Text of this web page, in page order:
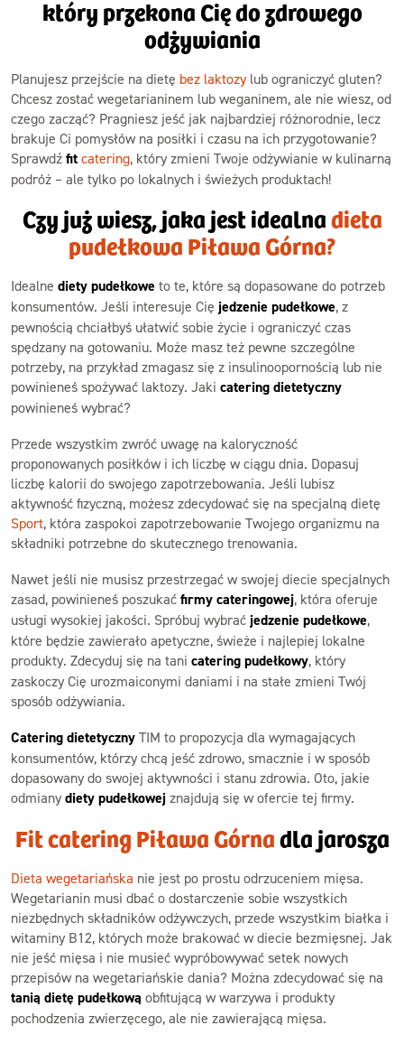
który przekona Cię do zdrowego
odżywiania
Planujesz przejście na dietę bez laktozylub ograniczyć gluten?
Chcesz zostać wegetarianinem lub weganinem, ale nie wiesz, od
czego zacząć? Pragniesz jeść jak najbardziej różnorodnie, lecz
brakuje Ci pomysłów na posiłki i czasu na ich przygotowanie?
Sprawdź fit catering, który zmieni Twoje odżywianie w kulinarną
podróż – ale tylko po lokalnych i świeżych produktach!
Czy już wiesz, jaka jest idealnadieta
pudełkowa Piława Górna?
Idealne diety pudełkowe to te, które są dopasowane do potrzeb
konsumentów. Jeśli interesuje Cię jedzenie pudełkowe, z
pewnością chciałbyś ułatwić sobie życie i ograniczyć czas
spędzany na gotowaniu. Może masz też pewne szczególne
potrzeby, na przykład zmagasz się z insulinoopornością lub nie
powinieneś spożywać laktozy. Jaki catering dietetyczny
powinieneś wybrać?
Przede wszystkim zwróć uwagę na kaloryczność
proponowanych posiłków i ich liczbę w ciągu dnia. Dopasuj
liczbę kalorii do swojego zapotrzebowania. Jeśli lubisz
aktywność fizyczną, możesz zdecydować się na specjalną dietę
Sport, która zaspokoi zapotrzebowanie Twojego organizmu na
składniki potrzebne do skutecznego trenowania.
Nawet jeśli nie musisz przestrzegać w swojej diecie specjalnych
zasad, powinieneś poszukać firmy cateringowej, która oferuje
usługi wysokiej jakości. Spróbuj wybrać jedzenie pudełkowe,
które będzie zawierało apetyczne, świeże i najlepiej lokalne
produkty. Zdecyduj się na tani catering pudełkowy, który
zaskoczy Cię urozmaiconymi daniami i na stałe zmieni Twój
sposób odżywiania.
Catering dietetyczny TIM to propozycja dla wymagających
konsumentów, którzy chcą jeść zdrowo, smacznie i w sposób
dopasowany do swojej aktywności i stanu zdrowia. Oto, jakie
odmiany diety pudełkowej znajdują się w ofercie tej firmy.
Fit catering Piława Górnadla jarosza
Dieta wegetariańska nie jest po prostu odrzuceniem mięsa.
Wegetarianin musi dbać o dostarczenie sobie wszystkich
niezbędnych składników odżywczych, przede wszystkim białka i
witaminy B12, których może brakować w diecie bezmięsnej. Jak
nie jeść mięsa i nie musieć wypróbowywać setek nowych
przepisów na wegetariańskie dania? Można zdecydować się na
tanią dietę pudełkową obfitującą w warzywa i produkty
pochodzenia zwierzęcego, ale nie zawierającą mięsa.